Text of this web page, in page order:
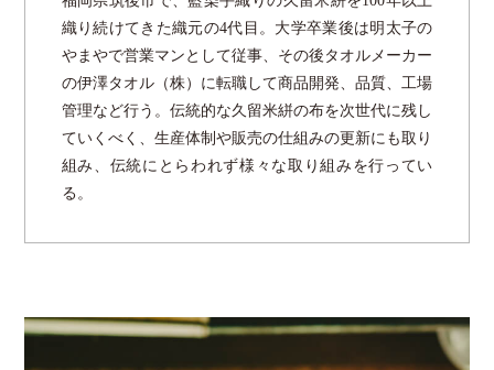
織り続けてきた織元の4代目。大学卒業後は明太子の
やまやで営業マンとして従事、その後タオルメーカー
の伊澤タオル（株）に転職して商品開発、品質、工場
管理など行う。伝統的な久留米絣の布を次世代に残し
ていくべく、生産体制や販売の仕組みの更新にも取り
組み、伝統にとらわれず様々な取り組みを行ってい
る。